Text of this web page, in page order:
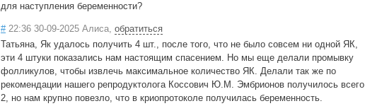
для наступления беременности?
#22:36 30-09-2025 Алиса, обратиться
Татьяна, Як удалось получить 4 шт., после того, что не было совсем ни одной ЯК,
эти 4 штуки показались нам настоящим спасением. Но мы еще делали промывку
фолликулов, чтобы извлечь максимальное количество ЯК. Делали так же по
рекомендации нашего репродуктолога Коссович Ю.М. Эмбрионов получилось всего
2, но нам крупно повезло, что в криопротоколе получилась беременность.